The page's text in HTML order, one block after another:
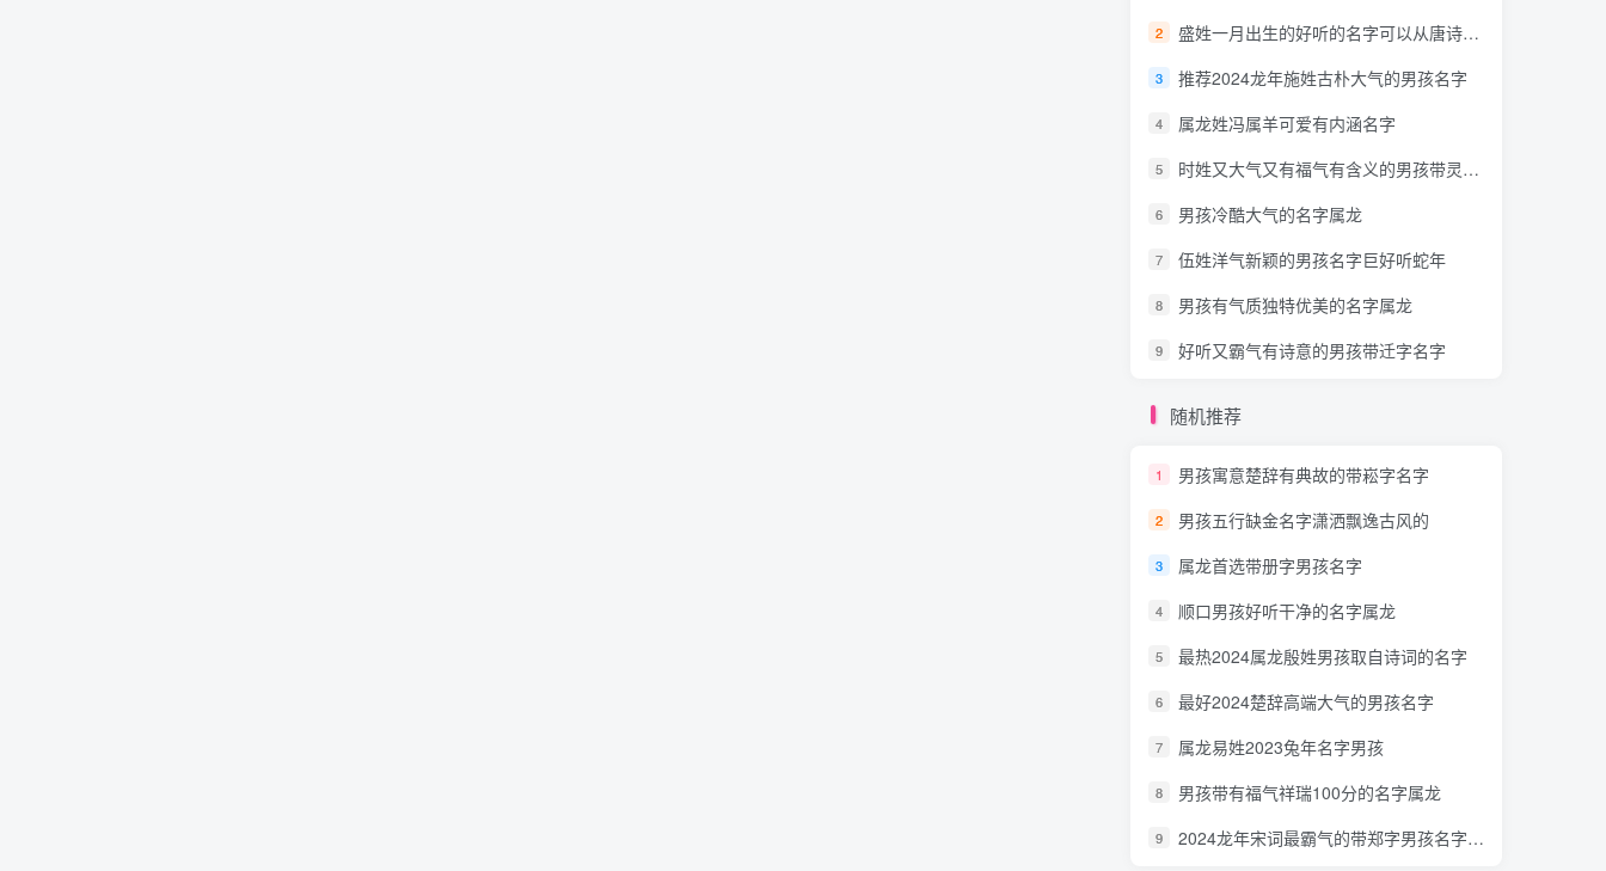
2 盛姓一月出生的好听的名字可以从唐诗中取什么的
3 推荐2024龙年施姓古朴大气的男孩名字
4 属龙姓冯属羊可爱有内涵名字
5 时姓又大气又有福气有含义的男孩带灵字名字
6 男孩冷酷大气的名字属龙
7 伍姓洋气新颖的男孩名字巨好听蛇年
8 男孩有气质独特优美的名字属龙
9 好听又霸气有诗意的男孩带迁字名字
随机推荐
1 男孩寓意楚辞有典故的带崧字名字
2 男孩五行缺金名字潇洒飘逸古风的
3 属龙首选带册字男孩名字
4 顺口男孩好听干净的名字属龙
5 最热2024属龙殷姓男孩取自诗词的名字
6 最好2024楚辞高端大气的男孩名字
7 属龙易姓2023兔年名字男孩
8 男孩带有福气祥瑞100分的名字属龙
9 2024龙年宋词最霸气的带郑字男孩名字耿姓